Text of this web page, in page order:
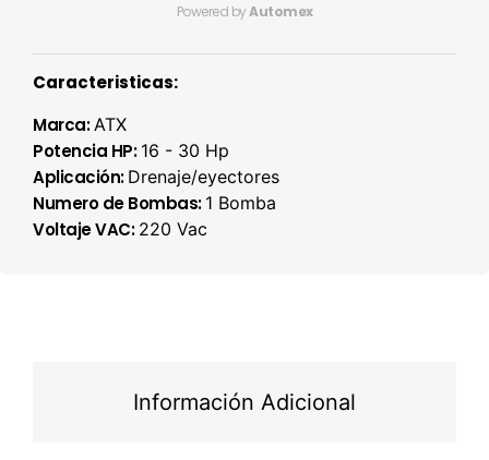
Powered byAutomex
Caracteristicas:
Marca: ATX
Potencia HP: 16 - 30 Hp
Aplicación: Drenaje/eyectores
Numero de Bombas: 1 Bomba
Voltaje VAC: 220 Vac
Información Adicional